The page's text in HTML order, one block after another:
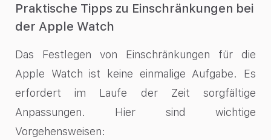
Praktische Tipps zu Einschränkungen bei
der Apple Watch
Das Festlegen von Einschränkungen für die
Apple Watch ist keine einmalige Aufgabe. Es
erfordert im Laufe der Zeit sorgfältige
Anpassungen. Hier sind wichtige
Vorgehensweisen: